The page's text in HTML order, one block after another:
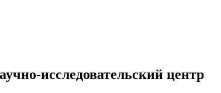
исследовательский центр